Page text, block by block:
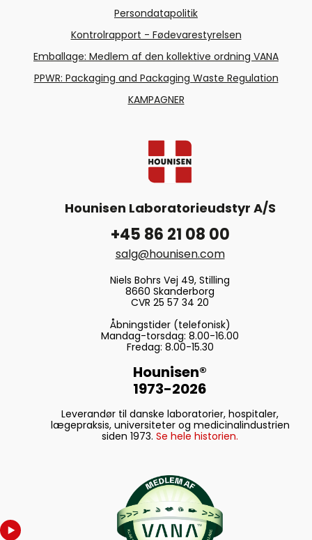
Persondatapolitik
Kontrolrapport - Fødevarestyrelsen
Emballage: Medlem af den kollektive ordning VANA
PPWR: Packaging and Packaging Waste Regulation
KAMPAGNER
Hounisen Laboratorieudstyr A/S
+45 86 21 08 00
salg@hounisen.com
Niels Bohrs Vej 49, Stilling
8660 Skanderborg
CVR 25 57 34 20
Åbningstider (telefonisk)
Mandag-torsdag: 8.00-16.00
Fredag: 8.00-15.30
Hounisen®
1973-2026
Leverandør til danske laboratorier, hospitaler,
lægepraksis, universiteter og medicinalindustrien
siden 1973. Se hele historien.